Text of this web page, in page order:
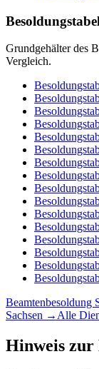
Grundgehälter des
Vergleich.
Beamtenbesoldung
Sachsen → Alle
Hinweis zur